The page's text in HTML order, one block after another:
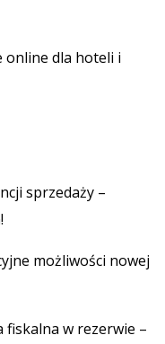
online dla hoteli i
sprzedaży –
możliwości nowej
fiskalna w rezerwie –